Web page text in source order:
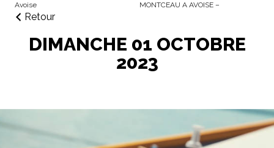
Avoise MONTCEAU A AVOISE –
Retour
DIMANCHE 01 OCTOBRE
2023